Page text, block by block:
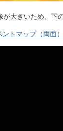
が大きいため、下
ントマップ（両面